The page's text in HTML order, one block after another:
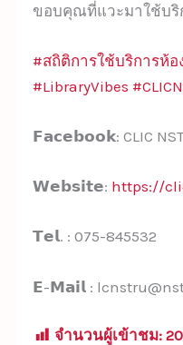
ขอบคุณที่แวะมาใช้บริ
#สถิติการใช้บริการห้
#LibraryVibes
𝗙𝗮𝗰𝗲𝗯𝗼𝗼𝗸: CLIC
𝗪𝗲𝗯𝘀𝗶𝘁𝗲: https://
𝗧𝗲𝗹. : 075-845532
𝗘-𝗠𝗮𝗶𝗹 :
จำนวนผู้เข้าชม: 20